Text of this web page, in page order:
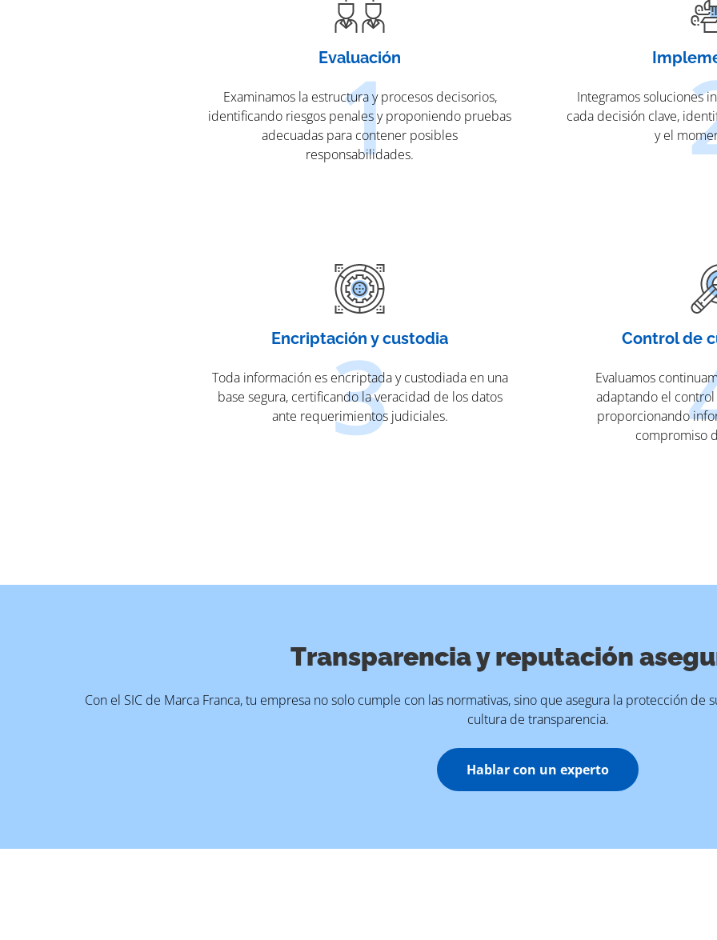
Evaluación
Examinamos la estructura y procesos decisorios,
identificando riesgos penales y proponiendo pruebas
adecuadas para contener posibles
responsabilidades.
Integramos soluciones
cada decisión clave,
y el
Encriptación y custodia
Toda información es encriptada y custodiada en una
base segura, certificando la veracidad de los datos
ante requerimientos judiciales.
Control de
Evaluamos
adaptando el
proporcionando
compromiso
Transparencia y reputación
Con el SIC de Marca Franca, tu empresa no solo cumple con las normativas, sino que asegura la protección
cultura de transparencia.
Hablar con un experto